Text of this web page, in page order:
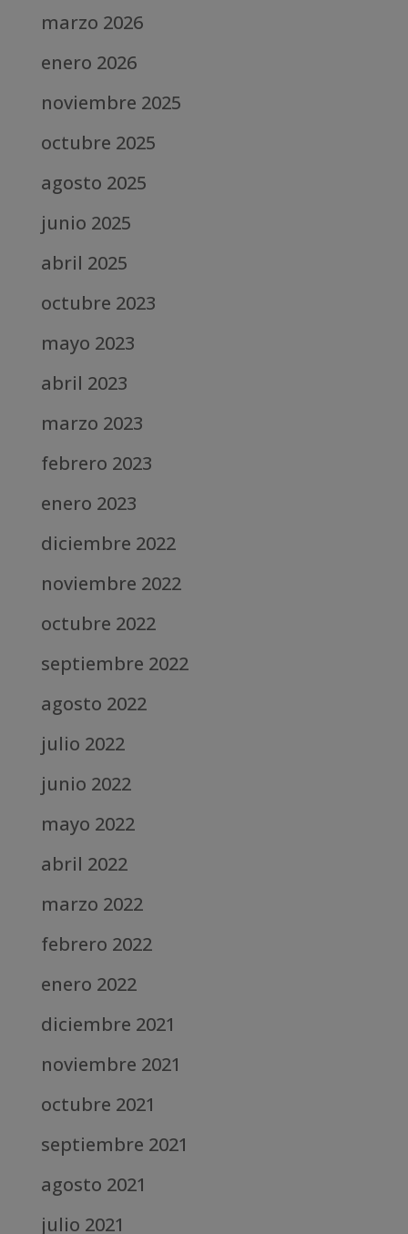
marzo 2026
enero 2026
noviembre 2025
octubre 2025
agosto 2025
junio 2025
abril 2025
octubre 2023
mayo 2023
abril 2023
marzo 2023
febrero 2023
enero 2023
diciembre 2022
noviembre 2022
octubre 2022
septiembre 2022
agosto 2022
julio 2022
junio 2022
mayo 2022
abril 2022
marzo 2022
febrero 2022
enero 2022
diciembre 2021
noviembre 2021
octubre 2021
septiembre 2021
agosto 2021
julio 2021